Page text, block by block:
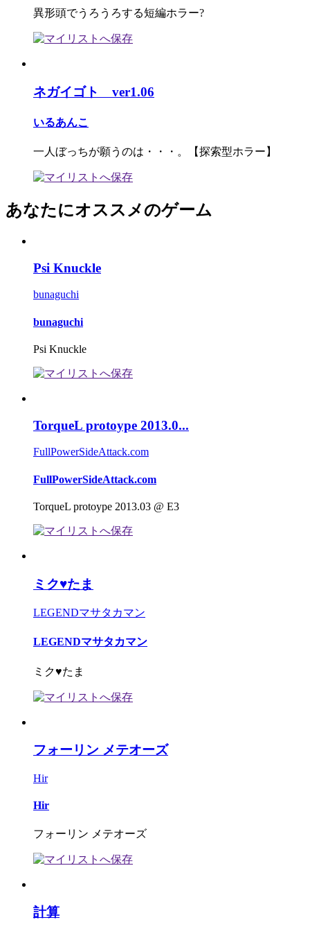
異形頭でうろうろする短編ホラー?
ネガイゴト ver1.06
いるあんこ
一人ぼっちが願うのは・・・。【探索型ホラー】
あなたにオススメのゲーム
Psi Knuckle
bunaguchi
bunaguchi
Psi Knuckle
TorqueL protoype 2013.0...
FullPowerSideAttack.com
FullPowerSideAttack.com
TorqueL protoype 2013.03 @ E3
ミク♥たま
LEGENDマサタカマン
LEGENDマサタカマン
ミク♥たま
フォーリン メテオーズ
Hir
Hir
フォーリン メテオーズ
計算